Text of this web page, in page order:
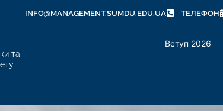
INFO@MANAGEMENT.SUMDU.EDU.UA ТЕЛЕФОН
та
Вступ 2026